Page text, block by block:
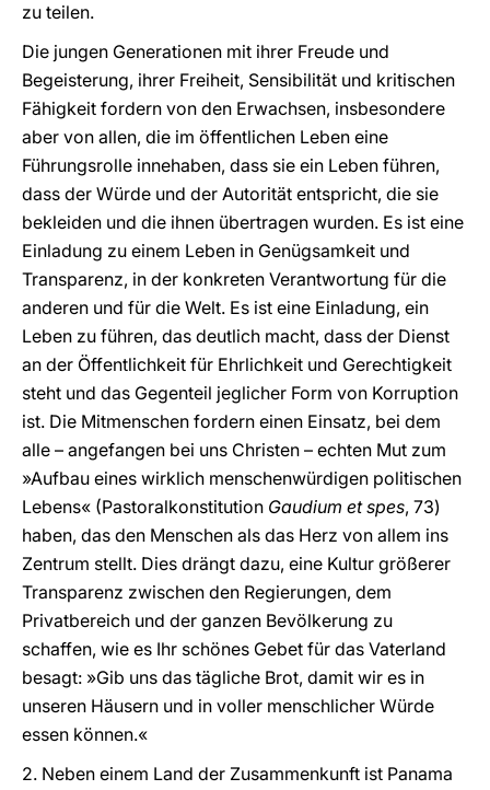
zu teilen.
Die jungen Generationen mit ihrer Freude und
Begeisterung, ihrer Freiheit, Sensibilität und kritischen
Fähigkeit fordern von den Erwachsen, insbesondere
aber von allen, die im öffentlichen Leben eine
Führungsrolle innehaben, dass sie ein Leben führen,
dass der Würde und der Autorität entspricht, die sie
bekleiden und die ihnen übertragen wurden. Es ist eine
Einladung zu einem Leben in Genügsamkeit und
Transparenz, in der konkreten Verantwortung für die
anderen und für die Welt. Es ist eine Einladung, ein
Leben zu führen, das deutlich macht, dass der Dienst
an der Öffentlichkeit für Ehrlichkeit und Gerechtigkeit
steht und das Gegenteil jeglicher Form von Korruption
ist. Die Mitmenschen fordern einen Einsatz, bei dem
alle – angefangen bei uns Christen – echten Mut zum
»Aufbau eines wirklich menschenwürdigen politischen
Lebens« (Pastoralkonstitution Gaudium et spes, 73)
haben, das den Menschen als das Herz von allem ins
Zentrum stellt. Dies drängt dazu, eine Kultur größerer
Transparenz zwischen den Regierungen, dem
Privatbereich und der ganzen Bevölkerung zu
schaffen, wie es Ihr schönes Gebet für das Vaterland
besagt: »Gib uns das tägliche Brot, damit wir es in
unseren Häusern und in voller menschlicher Würde
essen können.«
2. Neben einem Land der Zusammenkunft ist Panama